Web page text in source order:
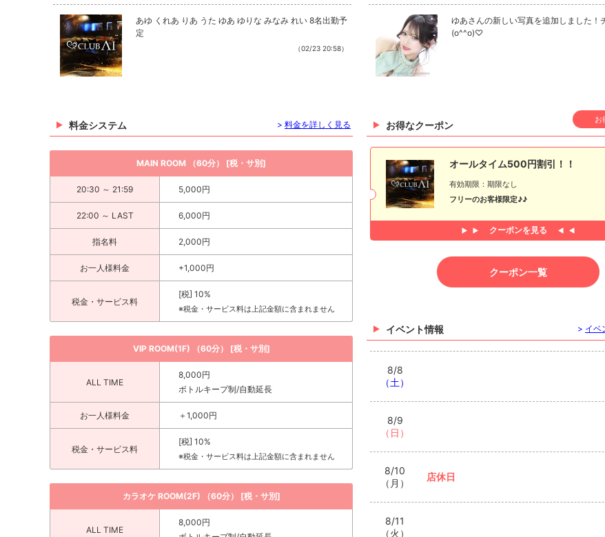
あゆ くれあ りあ うた ゆあ ゆりな みなみ れい 8名出勤予
定
（02/23 20:58）
ゆあさんの新しい写真を追加しました！
(o^^o)♡
お得なクーポン お
オールタイム500円割引！！
有効期限：期限なし
フリーのお客様限定♪♪
クーポンを見る
クーポン一覧
イベント情報 > イベ
8/8
（土）
8/9
（日）
8/10
（月）
店休日
8/11
（火）
料金システム > 料金を詳しく見る
MAIN ROOM （60分） [税・サ別]
20:30 ～ 21:59 5,000円
22:00 ～ LAST 6,000円
指名料 2,000円
お一人様料金 +1,000円
税金・サービス料
[税] 10%
※税金・サービス料は上記金額に含まれません
VIP ROOM(1F) （60分） [税・サ別]
ALL TIME
8,000円
ボトルキープ制/自動延長
お一人様料金 ＋1,000円
税金・サービス料
[税] 10%
※税金・サービス料は上記金額に含まれません
カラオケ ROOM(2F) （60分） [税・サ別]
ALL TIME
8,000円